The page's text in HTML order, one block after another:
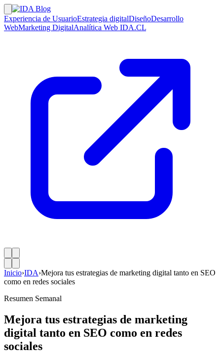
Experiencia de UsuarioEstrategia digitalDiseñoDesarrollo
WebMarketing DigitalAnalítica Web IDA.CL
Inicio›IDA›Mejora tus estrategias de marketing digital tanto en SEO
como en redes sociales
Resumen Semanal
Mejora tus estrategias de marketing
digital tanto en SEO como en redes
sociales